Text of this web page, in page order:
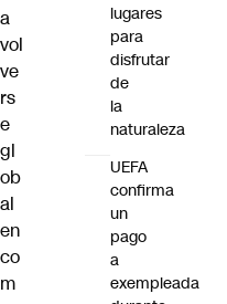
a
vol
ve
rs
e
gl
ob
al
en
co
m
lugares
para
disfrutar
de
la
naturaleza
UEFA
confirma
un
pago
a
exempleada